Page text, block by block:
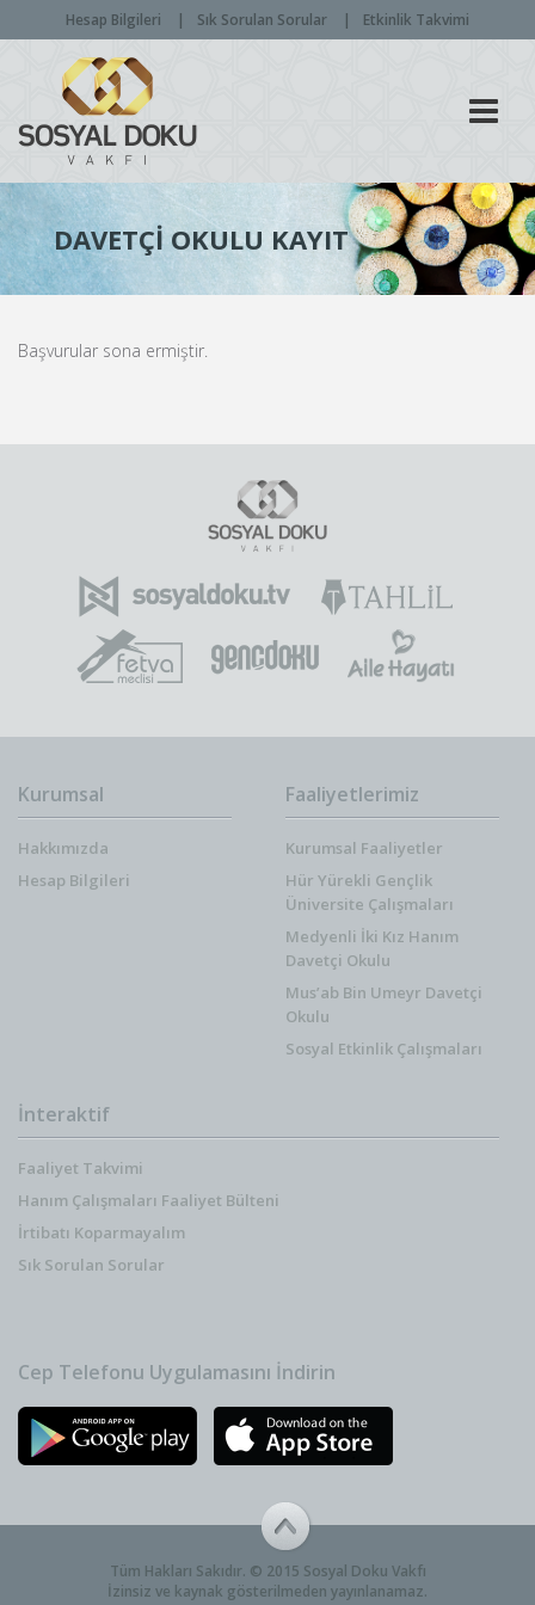
Hesap Bilgileri Sık Sorulan Sorular Etkinlik Takvimi
DAVETÇI OKULU KAYIT
Başvurular sona ermiştir.
Kurumsal
Hakkımızda
Hesap Bilgileri
Faaliyetlerimiz
Kurumsal Faaliyetler
Hür Yürekli Gençlik
Üniversite Çalışmaları
Medyenli İki Kız Hanım
Davetçi Okulu
Mus’ab Bin Umeyr Davetçi
Okulu
Sosyal Etkinlik Çalışmaları
İnteraktif
Faaliyet Takvimi
Hanım Çalışmaları Faaliyet Bülteni
İrtibatı Koparmayalım
Sık Sorulan Sorular
Cep Telefonu Uygulamasını İndirin
Tüm Hakları Sakıdır. © 2015 Sosyal Doku Vakfı
İzinsiz ve kaynak gösterilmeden yayınlanamaz.